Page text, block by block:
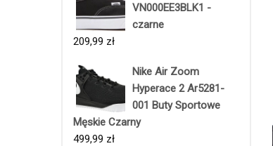
VN000EE3BLK1 -
czarne
209,99 zł
Nike Air Zoom
Hyperace 2 Ar5281-
001 Buty Sportowe
Męskie Czarny
499,99 zł